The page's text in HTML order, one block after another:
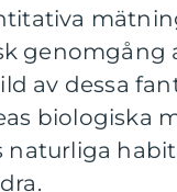
genomgång
av dessa
biologiska
naturliga